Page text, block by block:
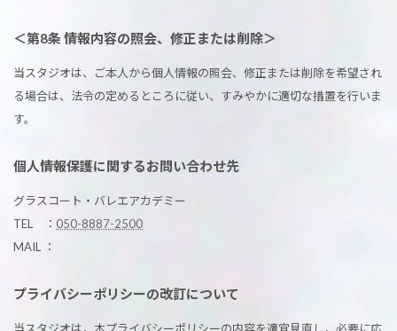
＜第8条 情報内容の照会、修正または削除＞
当スタジオは、ご本人から個人情報の照会、修正または削除を希望され
る場合は、法令の定めるところに従い、すみやかに適切な措置を行いま
す。
個人情報保護に関するお問い合わせ先
グラスコート・バレエアカデミー
TEL ： 050-8887-2500
MAIL ：
プライバシーポリシーの改訂について
当スタジオは，本プライバシーポリシーの内容を適宜見直し，必要に応